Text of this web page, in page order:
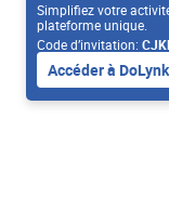
Simplifiez votre
plateforme unique.
Code d’invitation:
Accéder à